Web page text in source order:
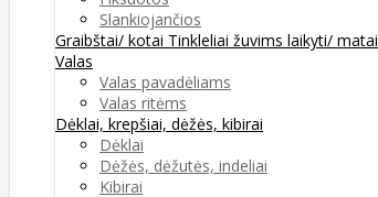
Slankiojančios
Graibštai/ kotai Tinkleliai žuvims laikyti/ matai
Valas
Valas pavadėliams
Valas ritėms
Dėklai, krepšiai, dėžės, kibirai
Dėklai
Dėžės, dėžutės, indeliai
Kibirai